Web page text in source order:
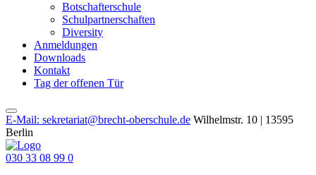
Botschafterschule
Schulpartnerschaften
Diversity
Anmeldungen
Downloads
Kontakt
Tag der offenen Tür
E-Mail: sekretariat@brecht-oberschule.de Wilhelmstr. 10 | 13595
Berlin
030 33 08 99 0